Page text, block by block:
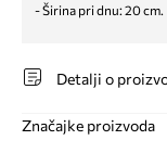
- Širina pri dnu: 20 cm.
Detalji o
Značajke proizvoda